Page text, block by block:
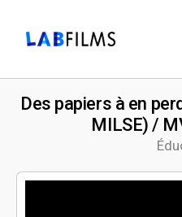
Des papiers à en
MILSE) /